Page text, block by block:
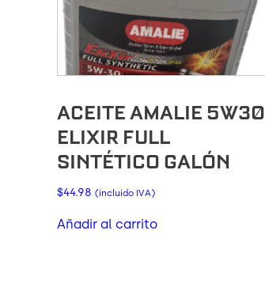
ACEITE AMALIE 5W30
ELIXIR FULL
SINTÉTICO GALÓN
$44.98 (incluido IVA)
Añadir al carrito